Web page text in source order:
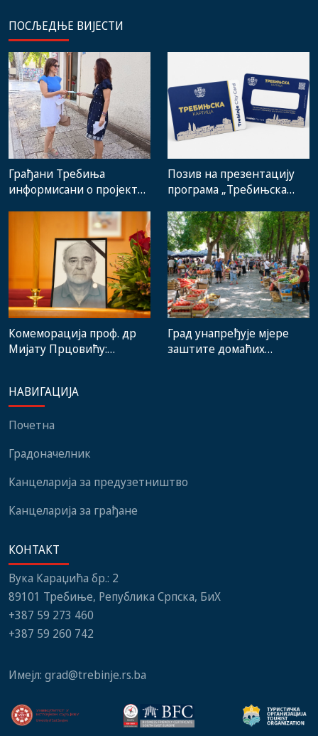
ПОСЉЕДЊЕ ВИЈЕСТИ
Грађани Требиња
информисани о пројекту
одговорној употреби
водних ресурса
Позив на презентацију
програма „Требињска
Комеморација проф. др
Мијату Прцовићу:
је Требиње носио у срцу
Град унапређује мјере
заштите домаћих
НАВИГАЦИЈА
Почетна
Градоначелник
Канцеларија за предузетништво
Канцеларија за грађане
КОНТАКТ
Вука Караџића бр.: 2
89101 Требиње, Република Српска, БиХ
+387 59 273 460
+387 59 260 742
Имејл: grad@trebinje.rs.ba